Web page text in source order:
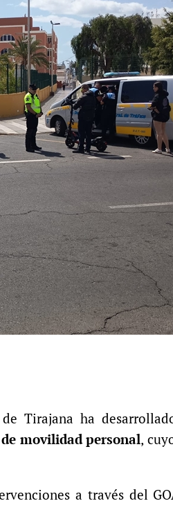
Tirajana ha
movilidad personal,
a través del